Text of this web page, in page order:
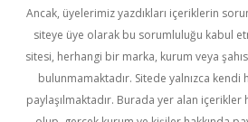
Ancak, üyelerimiz yazdıkları içeriklerin
siteye üye olarak bu sorumluluğu kabul
sitesi, herhangi bir marka, kurum veya
bulunmamaktadır. Sitede yalnızca kendi
paylaşılmaktadır. Burada yer alan içerikler